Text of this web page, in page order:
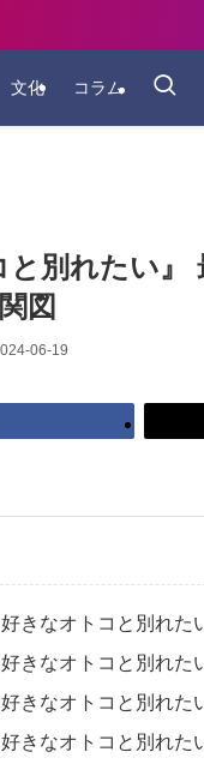
文化 コラム
と別れたい
図
06-19
好きなオトコと別れた
好きなオトコと別れた
好きなオトコと別れた
好きなオトコと別れた